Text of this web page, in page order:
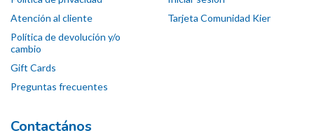
Atención al cliente
Política de devolución y/o
cambio
Gift Cards
Preguntas frecuentes
Tarjeta Comunidad Kier
Contactános